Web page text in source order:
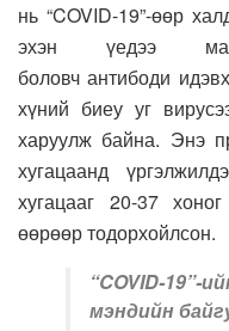
нь “COVID-19”-өөр
эхэн үедээ
боловч антибоди
хүний биеу уг
харуулж байна. Энэ
хугацаанд
хугацааг 20-37
өөрөөр тодорхойлсон.
“COVID-19”-
мэндийн